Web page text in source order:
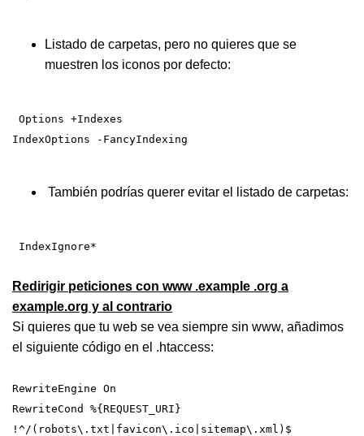
Listado de carpetas, pero no quieres que se
muestren los iconos por defecto:
Options +Indexes
IndexOptions -FancyIndexing
También podrías querer evitar el listado de carpetas:
IndexIgnore*
Redirigir peticiones con www .example .org a
example.org y al contrario
Si quieres que tu web se vea siempre sin www, añadimos
el siguiente código en el .htaccess:
RewriteEngine On
RewriteCond %{REQUEST_URI}
!^/(robots\.txt|favicon\.ico|sitemap\.xml)$